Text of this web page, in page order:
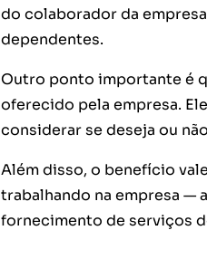
do colaborador da
dependentes.
Outro ponto importante é
oferecido pela empresa.
considerar se deseja ou
Além disso, o benefício
trabalhando na empresa —
fornecimento de serviços